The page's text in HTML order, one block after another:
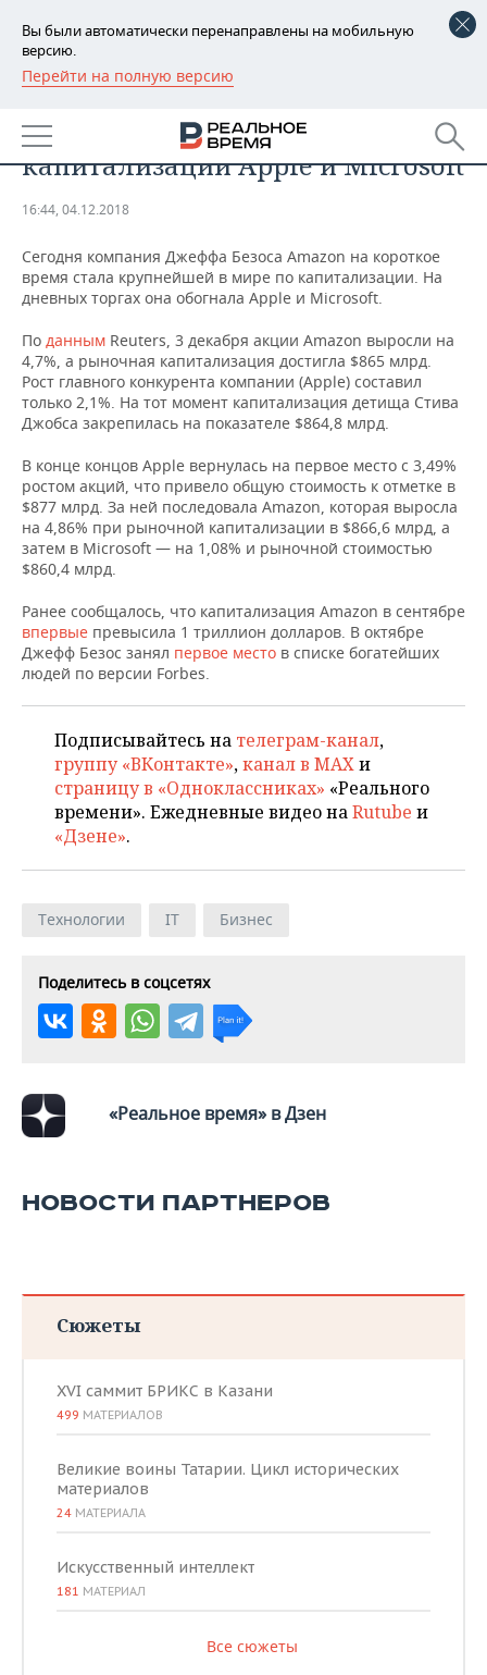
Вы были автоматически перенаправлены на мобильную
версию.
Перейти на полную версию
РЕГИОНЫ
БАШКОРТОСТАН
ТАТАРСТАН
НОВОСТИ
АНАЛИТИКА
ДЕКЛАРАЦИИ О ДОХОДАХ
ВУЗЫ ТАТАРСТАНА
КОМУ ПРИНАДЛЕЖАТ
ТАТАРСТАНА
НОВОСТИ ЭКОНОМИКИ
БАНКИ
БЮДЖЕТ
ИНВЕСТИЦИИ
ПРОМЫШЛЕННОСТЬ
ПРОМЫШЛЕННОСТИ
АГРОПРОМ
НЕФТЕХИМИЯ
НЕФТЬ
ЭНЕРГЕТИКА
НОВОСТИ НЕДВИЖИМОСТИ
АВТО
НОВОСТИ АВТО
БИЗНЕС
НОВОСТИ БИЗНЕСА
РОЗНИЧНАЯ ТОРГОВЛЯ
ТРАНСПОРТ
УСЛУГИ
ТЕХНОЛОГИИ
НОВОСТИ ТЕХНОЛОГИЙ
IT
МЕДИА
ТЕЛЕКОММУНИКАЦИИ
МЕРОПРИЯТИЯ
НОВОСТИ МЕРОПРИЯТИЙ
ВЫЕЗДНАЯ РЕДАКЦИЯ
БИЗНЕС-БРАНЧИ
ONLINE-КОНФЕРЕНЦИИ
ОТКРЫТАЯ ЛЕКЦИЯ
СПОРТ
НОВОСТИ СПОРТА
ФУТБОЛ
ХОККЕЙ
БАСКЕТБОЛ
ВОЛЕЙБОЛ
ФИГУРНОЕ КАТАНИЕ
ВОДНЫЕ ВИДЫ СПОРТА
ХОККЕЙ С МЯЧОМ
ОБЩЕСТВО
НОВОСТИ ОБЩЕСТВА
ВЛАСТЬ
ИНФРАСТРУКТУРА
ИСТОРИЯ
МЕДИЦИНА
ОБРАЗОВАНИЕ
ПРОИСШЕСТВИЯ
ФОТОГАЛЕРЕЯ
СЮЖЕТЫ
СПРАВОЧНИК
СПИСОК ПЕРСОН
ПОЛНАЯ ВЕРСИЯ
Amazon обогнала по
капитализации Apple и Microsoft
16:44, 04.12.2018
Сегодня компания Джеффа Безоса Amazon на короткое
время стала крупнейшей в мире по капитализации. На
дневных торгах она обогнала Apple и Microsoft.
По данным Reuters, 3 декабря акции Amazon выросли на
4,7%, а рыночная капитализация достигла $865 млрд.
Рост главного конкурента компании (Apple) составил
только 2,1%. На тот момент капитализация детища Стива
Джобса закрепилась на показателе $864,8 млрд.
В конце концов Apple вернулась на первое место с 3,49%
ростом акций, что привело общую стоимость к отметке в
$877 млрд. За ней последовала Amazon, которая выросла
на 4,86% при рыночной капитализации в $866,6 млрд, а
затем в Microsoft — на 1,08% и рыночной стоимостью
$860,4 млрд.
Ранее сообщалось, что капитализация Amazon в сентябре
впервые превысила 1 триллион долларов. В октябре
Джефф Безос занял первое место в списке богатейших
людей по версии Forbes.
Подписывайтесь на телеграм-канал,
группу «ВКонтакте»,канал в MAXи
страницу в «Одноклассниках» «Реального
времени». Ежедневные видео наRutube и
«Дзене».
Технологии IT Бизнес
Поделитесь в соцсетях
«Реальное время» в Дзен
НОВОСТИ ПАРТНЕРОВ
Сюжеты
XVI саммит БРИКС в Казани
499 МАТЕРИАЛОВ
Великие воины Татарии. Цикл исторических
материалов
24 МАТЕРИАЛА
Искусственный интеллект
181 МАТЕРИАЛ
Все сюжеты